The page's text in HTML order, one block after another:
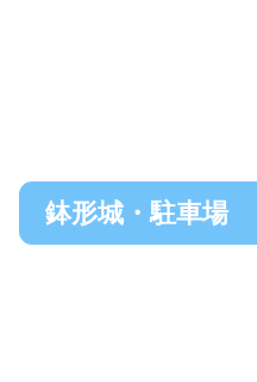
鉢形城・駐車場